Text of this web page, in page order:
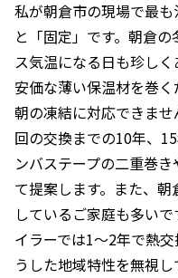
私が朝倉市の現場で最も
と「固定」です。朝倉
ス気温になる日も珍しく
安価な薄い保温材を巻
朝の凍結に対応できま
回の交換までの10年、
ンバステープの二重巻
て提案します。また、
しているご家庭も多い
イラーでは1〜2年で熱
うした地域特性を無視